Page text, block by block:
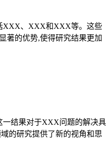
XXX、XXX和XXX等。这些
著的优势,使得研究结果更加
结果对于XXX问题的解决具
的研究提供了新的视角和思